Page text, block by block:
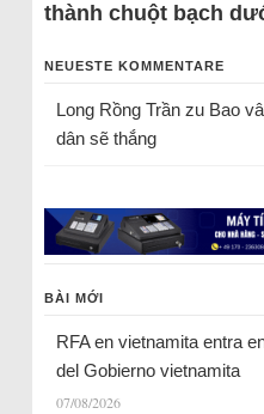
thành chuột bạch
NEUESTE KOMMENTARE
Long Rồng Trầnzu Bao
dân sẽ thắng
BÀI MỚI
RFA en vietnamita entra
del Gobierno vietnamita
07/08/2026